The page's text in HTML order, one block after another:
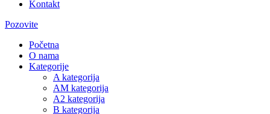
Kontakt
Pozovite
Početna
O nama
Kategorije
A kategorija
AM kategorija
A2 kategorija
B kategorija